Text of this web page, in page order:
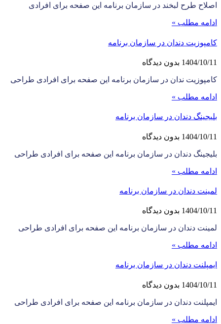
اصلاح طرح لبخند در سازمان برنامه این صفحه برای افرادی
ادامه مطلب »
کامپوزیت دندان در سازمان برنامه
1404/10/11 بدون دیدگاه
کامپوزیت ندان در سازمان برنامه این صفحه برای افرادی طراحی
ادامه مطلب »
بلیجینگ دندان در سازمان برنامه
1404/10/11 بدون دیدگاه
بلیجینگ دندان در سازمان برنامه این صفحه برای افرادی طراحی
ادامه مطلب »
لمینت دندان در سازمان برنامه
1404/10/11 بدون دیدگاه
لمینت دندان در سازمان برنامه این صفحه برای افرادی طراحی
ادامه مطلب »
ایمپلنت دندان در سازمان برنامه
1404/10/11 بدون دیدگاه
ایمپلنت دندان در سازمان برنامه این صفحه برای افرادی طراحی
ادامه مطلب »